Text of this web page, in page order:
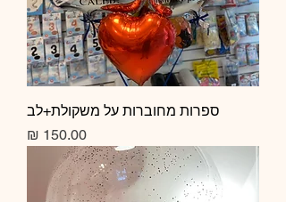
ספרות מחוברות על משקולת+לב
מחיר